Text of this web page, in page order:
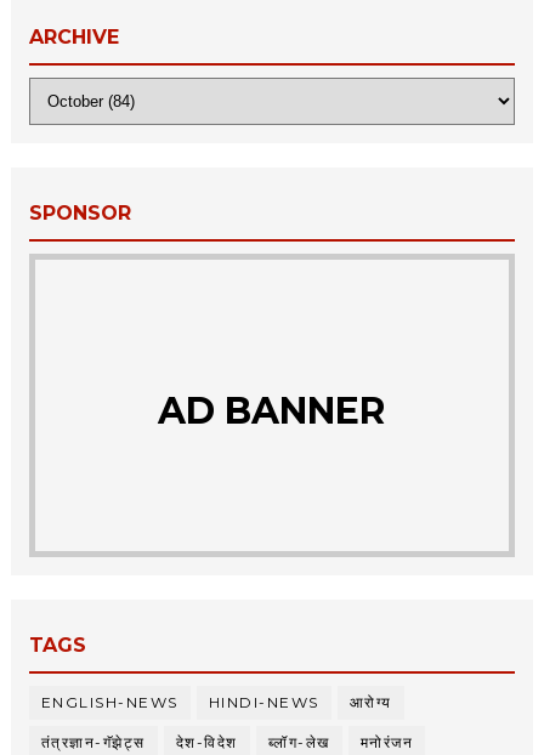
ARCHIVE
SPONSOR
AD BANNER
TAGS
ENGLISH-NEWS HINDI-NEWS आरोग्य
तंत्रज्ञान-गॅझेट्स देश-विदेश ब्लॉग-लेख मनोरंजन